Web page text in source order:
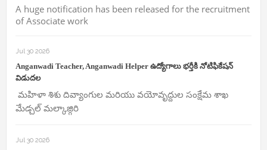
A huge notification has been released for the recruitment
of Associate work
Jul 30 2026
Anganwadi Teacher, Anganwadi Helper ఉద్యోగాలు భర్తీకి నోటిఫికేషన్
విడుదల
మహిళా శిశు దివ్యాంగుల మరియు వయోవృద్దుల సంక్షేమ శాఖ
మేడ్చల్ మల్కాజ్గిరి
Jul 30 2026